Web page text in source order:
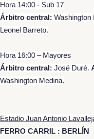
Hora 14:00 - Sub 17
Árbitro central: Washington
Leonel Barreto.
Hora 16:00 – Mayores
Árbitro central: José Duré.
Washington Medina.
Estadio Juan Antonio
FERRO CARRIL : BERLÍN